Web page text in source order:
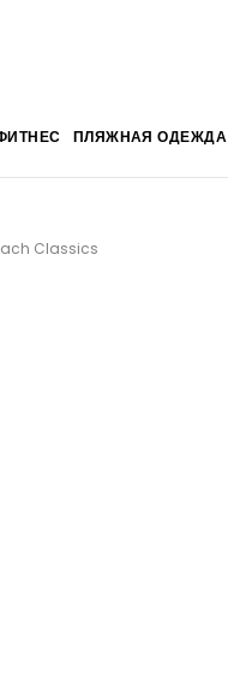
ПЛЯЖНАЯ ОДЕЖДА
Classics